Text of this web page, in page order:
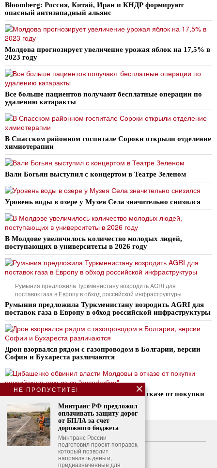
Bloomberg: Россия, Китай, Иран и КНДР формируют
опасный антизападный альянс
Молдова прогнозирует увеличение урожая яблок на 17,5% в
2023 году
Все больше пациентов получают бесплатные операции по
удалению катаракты
В Спасском районном госпитале Сороки открыли отделение
химиотерапии
Вали Богьян выступил с концертом в Театре Зеленом
Уровень воды в озере у Музея Села значительно снизился
В Молдове увеличилось количество молодых людей,
поступающих в университеты в 2026 году
Румыния предложила Туркменистану возродить AGRI для
поставок газа в Европу в обход российской инфраструктуры
Румыния предложила Туркменистану возродить AGRI для
поставок газа в Европу в обход российской инфраструктуры
Дрон взорвался рядом с газопроводом в Болгарии, версии
Софии и Бухареста различаются
Цибашенко обвинил власти Молдовы в отказе от покупки
российского газа из-за «русофобии»
О нас
Свяжитесь с нами
НЕ ПРОПУСТИТЕ!
Минтранс РФ предложил
оплачивать защиту дорог
от БПЛА за счет
дорожного бюджета
Минтранс России
подготовил проект поправок,
который позволит
направлять деньги,
предназначенные для